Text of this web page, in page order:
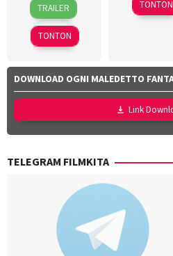
Apr
2026
Giroux
Jonathan
Markou
TRAILER
TONTON
Nov
TONTON
DOWNLOAD OGNI MALEDETTO
Link
TELEGRAM FILMKITA